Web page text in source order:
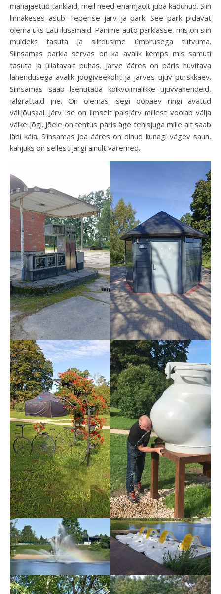
mahajäetud tanklaid, meil need enamjaolt juba kadunud. Siin
linnakeses asub Teperise järv ja park. See park pidavat
olema üks Läti ilusamaid. Panime auto parklasse, mis on siin
muideks tasuta ja siirdusime ümbrusega tutvuma.
Siinsamas parkla servas on ka avalik kemps mis samuti
tasuta ja üllatavalt puhas. Järve ääres on päris huvitava
lahendusega avalik joogiveekoht ja järves ujuv purskkaev.
Siinsamas saab laenutada kõikvõimalikke ujuvvahendeid,
jalgrattaid jne. On olemas isegi ööpäev ringi avatud
välijõusaal. Järv ise on ilmselt paisjärv millest voolab välja
väike jõgi. Jõele on tehtus päris äge tehisjuga mille alt saab
läbi käia. Siinsamas joa ääres on olnud kunagi vägev saun,
kahjuks on sellest järgi ainult varemed.